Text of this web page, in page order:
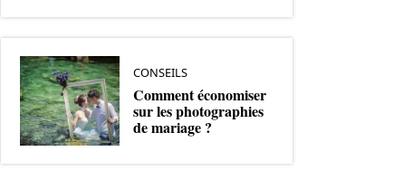
CONSEILS
Comment économiser
sur les photographies
de mariage ?